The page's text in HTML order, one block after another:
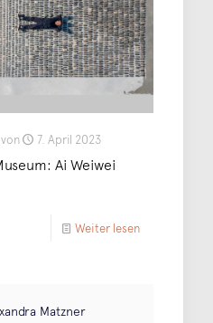
von 7. April 2023
Ai Weiwei
Weiter lesen
Matzner